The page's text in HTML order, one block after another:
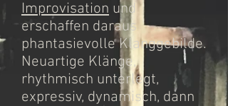
Improvisation und
erschaffen daraus
phantasievolle Klanggebilde.
Neuartige Klänge,
rhythmisch unterlegt,
expressiv, dynamisch, dann